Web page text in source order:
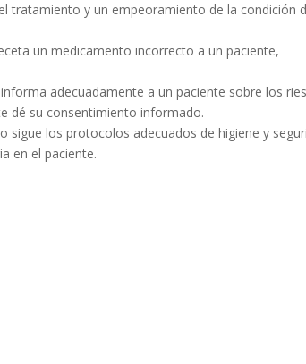
tratamiento y un empeoramiento de la condición
un medicamento incorrecto a un paciente,
adecuadamente a un paciente sobre los
dé su consentimiento informado.
sigue los protocolos adecuados de higiene y
en el paciente.